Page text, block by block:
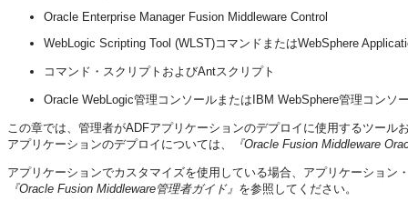
Oracle Enterprise Manager Fusion Middleware Control
WebLogic Scripting Tool (WLST)コマンドまたはWebSphere
コマンド・スクリプトおよびAntスクリプト
Oracle WebLogic管理コンソールまたはIBM WebSphere管理コンソ
この章では、管理者がADFアプリケーションのデプロイに使用するツー
アプリケーションのデプロイについては、
『Oracle Fusion Middleware
アプリケーションでカスタマイズを使用している場合、アプリケーショ
『Oracle Fusion Middleware管理者ガイド』 を参照してください。